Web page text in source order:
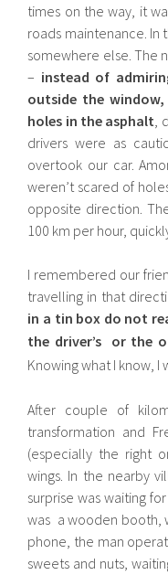
times on the way, it
roads maintenance. In
somewhere else. The
– instead of
outside the
holes in the asphalt,
drivers were as
overtook our car.
weren’t scared of
opposite direction.
100 km per hour,
I remembered our
travelling in that
in a tin box do not
the driver’s or the
Knowing what I know,
After couple of
transformation and
(especially the right
wings. In the nearby
surprise was waiting
was a wooden booth,
phone, the man
sweets and nuts,